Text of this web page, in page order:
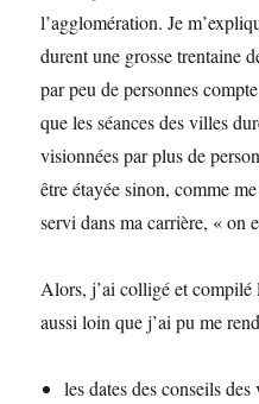
l’agglomération. Je
durent une grosse trentaine
par peu de personnes
que les séances des villes
visionnées par plus de
être étayée sinon, comme
servi dans ma carrière, « on
Alors, j’ai colligé et
aussi loin que j’ai pu me
les dates des conseils